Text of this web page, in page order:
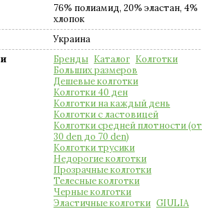
76% полиамид, 20% эластан, 4%
хлопок
Украина
Бренды Каталог Колготки
Больших размеров
Дешевые колготки
Колготки 40 ден
Колготки на каждый день
Колготки с ластовицей
Колготки средней плотности (от
30 den до 70 den)
Колготки трусики
Недорогие колготки
Прозрачные колготки
Телесные колготки
Черные колготки
Эластичные колготки GIULIA